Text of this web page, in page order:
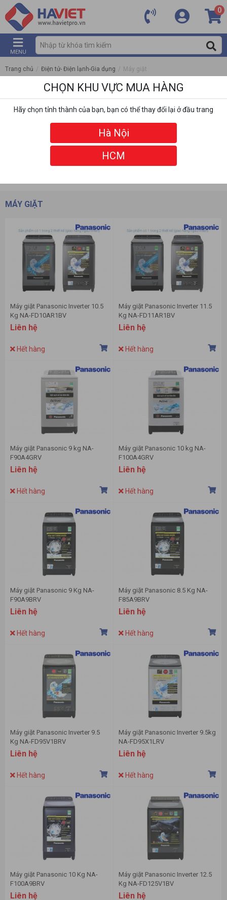
0
MENU
Trang chủ / Điện tử- Điện lạnh-Gia dụng / Máy giặt
MÁY GIẶT
Máy giặt Panasonic Inverter 10.5
Kg NA-FD10AR1BV
Liên hệ
Hết hàng
Máy giặt Panasonic Inverter 11.5
Kg NA-FD11AR1BV
Liên hệ
Hết hàng
Máy giặt Panasonic 9 kg NA-
F90A4GRV
Liên hệ
Hết hàng
Máy giặt Panasonic 10 kg NA-
F100A4GRV
Liên hệ
Hết hàng
Máy giặt Panasonic 9 Kg NA-
F90A9BRV
Liên hệ
Hết hàng
Máy giặt Panasonic 8.5 Kg NA-
F85A9BRV
Liên hệ
Hết hàng
Máy giặt Panasonic Inverter 9.5
Kg NA-FD95V1BRV
Liên hệ
Hết hàng
Máy giặt Panasonic Inverter 9.5kg
NA-FD95X1LRV
Liên hệ
Hết hàng
Máy giặt Panasonic 10 Kg NA-
F100A9BRV
Liên hệ
Máy giặt Panasonic Inverter 12.5
Kg NA-FD125V1BV
Liên hệ
CHỌN KHU VỰC MUA HÀNG
Hãy chọn tỉnh thành của bạn, bạn có thể thay đổi lại ở đầu trang
Hà Nội
HCM